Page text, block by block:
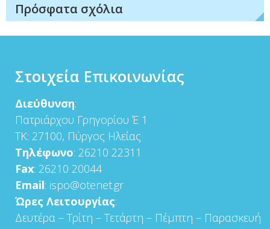
Πρόσφατα σχόλια
Στοιχεία Επικοινωνίας
Διεύθυνση:
Πατριάρχου Γρηγορίου Έ 1
ΤΚ: 27100, Πύργος Ηλείας
Τηλέφωνο: 26210 22311
Fax: 26210 20044
Email: ispo@otenet.gr
Ώρες Λειτουργίας:
Δευτέρα – Τρίτη – Τετάρτη – Πέμπτη – Παρασκευή